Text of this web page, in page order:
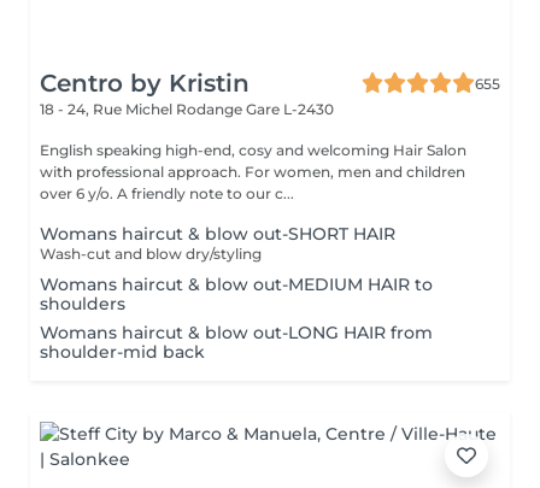
Centro by Kristin
655
18 - 24, Rue Michel Rodange Gare L-2430
English speaking high-end, cosy and welcoming Hair Salon
with professional approach. For women, men and children
over 6 y/o. A friendly note to our c...
Womans haircut & blow out-SHORT HAIR
Wash-cut and blow dry/styling
Womans haircut & blow out-MEDIUM HAIR to
shoulders
Womans haircut & blow out-LONG HAIR from
shoulder-mid back